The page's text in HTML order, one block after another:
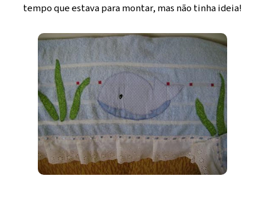
tempo que estava para montar, mas não tinha ideia!